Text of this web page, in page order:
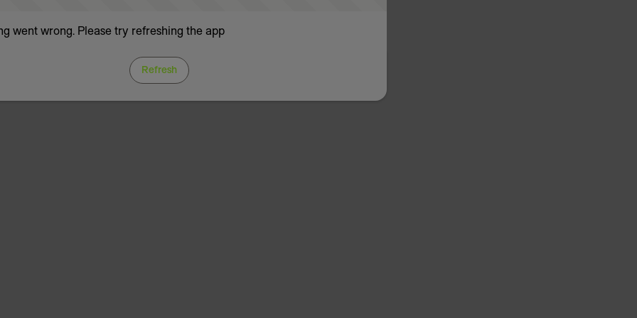
went wrong. Please try refreshing the app
Refresh